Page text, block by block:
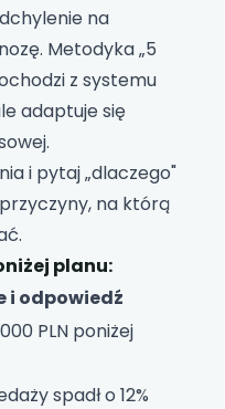
na
Metodyka „5
z systemu
adaptuje się
i pytaj „dlaczego"
na którą
planu:
i odpowiedź
PLN poniżej
spadł o 12%